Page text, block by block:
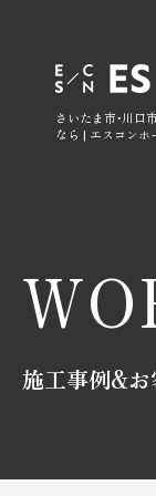
さいたま市・川口
なら | エスコンホ
施工事例&